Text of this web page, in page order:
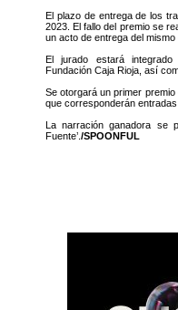
El plazo de entrega de los
2023. El fallo del premio se
un acto de entrega del
El jurado estará
Fundación Caja Rioja, así
Se otorgará un primer
que corresponderán entradas
La narración ganadora se
Fuente’. /SPOONFUL